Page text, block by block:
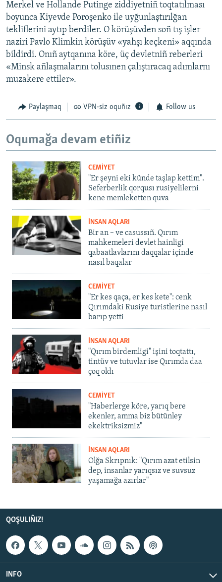
Merkel ve Hollande Putinge ziddiyetniñ toqtatılması
boyunca Kiyevde Poroşenko ile uyğunlaştırılğan
tekliflerini aytıp berdiler. O körüşüvden soñ tış işler
naziri Pavlo Klimkin körüşüv «yahşı keçkeni» aqqında
bildirdi. Onıñ aytqanına köre, üç devletniñ reberleri
«Minsk añlaşmalarını tolusınen çalıştıracaq adımlarnı
muzakere ettiler».
Paylaşmaq VPN-siz oquñız Follow us
Oqumağa devam etiñiz
CEMİYET
"Er şeyni eki künde taşlap kettim".
Seferberlik qorqusı rusiyelilerni
kene memleketten quva
İNSAN AQLARI
Bir an – ve casussıñ. Qırım
mahkemeleri devlet hainligi
qabaatlavlarını daqqalar içinde
nasıl baqalar
CEMİYET
"Er kes qaça, er kes kete": cenk
Qırımdaki Rusiye turistlerine nasıl
barıp yetti
İNSAN AQLARI
"Qırım birdemligi" işini toqtattı,
tintüv ve tutuvlar ise Qırımda daa
çoq oldı
CEMİYET
"Haberlerge köre, yarıq bere
ekenler, amma biz bütünley
ekektriksizmiz"
İNSAN AQLARI
Olğa Skrıpnık: "Qırım azat etilsin
dep, insanlar yarıqsız ve suvsuz
yaşamağa azırlar"
QOŞULIÑIZ!
INFO